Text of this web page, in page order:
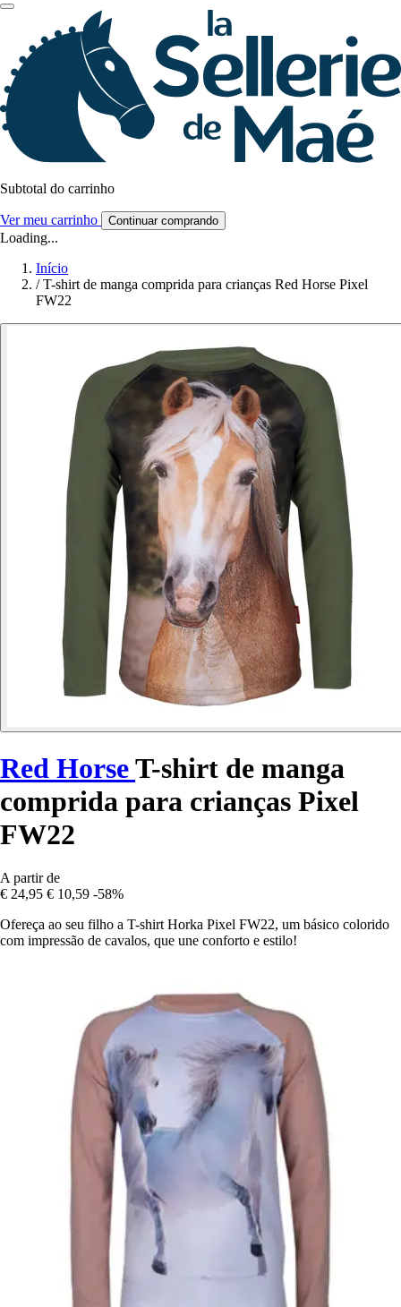
Subtotal do carrinho
Ver meu carrinho Continuar comprando
Loading...
Início
/ T-shirt de manga comprida para crianças Red Horse Pixel
FW22
Red HorseT-shirt de manga
comprida para crianças Pixel
FW22
A partir de
€ 24,95 € 10,59 -58%
Ofereça ao seu filho a T-shirt Horka Pixel FW22, um básico colorido
com impressão de cavalos, que une conforto e estilo!